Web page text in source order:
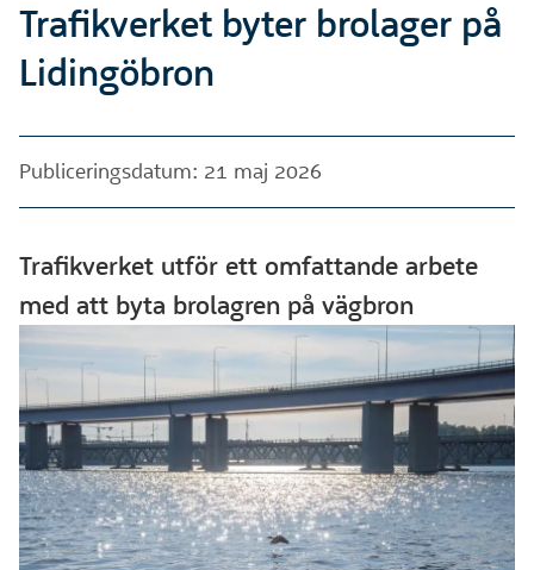
Trafikverket byter brolager på
Lidingöbron
Publiceringsdatum: 21 maj 2026
Trafikverket utför ett omfattande arbete
med att byta brolagren på vägbron